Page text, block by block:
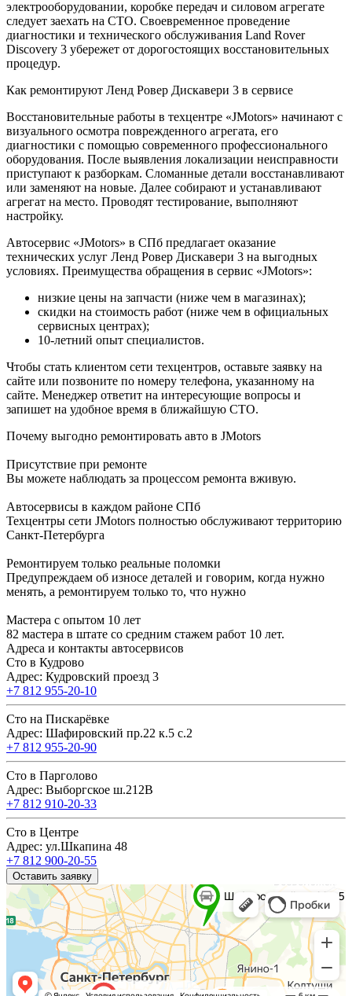
электрооборудовании, коробке передач и силовом агрегате
следует заехать на СТО. Своевременное проведение
диагностики и технического обслуживания Land Rover
Discovery 3 убережет от дорогостоящих восстановительных
процедур.
Как ремонтируют Ленд Ровер Дискавери 3 в сервисе
Восстановительные работы в техцентре «JMotors» начинают с
визуального осмотра поврежденного агрегата, его
диагностики с помощью современного профессионального
оборудования. После выявления локализации неисправности
приступают к разборкам. Сломанные детали восстанавливают
или заменяют на новые. Далее собирают и устанавливают
агрегат на место. Проводят тестирование, выполняют
настройку.
Автосервис «JMotors» в СПб предлагает оказание
технических услуг Ленд Ровер Дискавери 3 на выгодных
условиях. Преимущества обращения в сервис «JMotors»:
низкие цены на запчасти (ниже чем в магазинах);
скидки на стоимость работ (ниже чем в официальных
сервисных центрах);
10-летний опыт специалистов.
Чтобы стать клиентом сети техцентров, оставьте заявку на
сайте или позвоните по номеру телефона, указанному на
сайте. Менеджер ответит на интересующие вопросы и
запишет на удобное время в ближайшую СТО.
Почему выгодно ремонтировать авто в JMotors
Присутствие при ремонте
Вы можете наблюдать за процессом ремонта вживую.
Автосервисы в каждом районе СПб
Техцентры сети JMotors полностью обслуживают территорию
Санкт-Петербурга
Ремонтируем только реальные поломки
Предупреждаем об износе деталей и говорим, когда нужно
менять, а ремонтируем только то, что нужно
Мастера с опытом 10 лет
82 мастера в штате со средним стажем работ 10 лет.
Адреса и контакты автосервисов
Сто в Кудрово
Адрес: Кудровский проезд 3
+7 812 955-20-10
Сто на Пискарёвке
Адрес: Шафировский пр.22 к.5 с.2
+7 812 955-20-90
Сто в Парголово
Адрес: Выборгское ш.212В
+7 812 910-20-33
Сто в Центре
Адрес: ул.Шкапина 48
+7 812 900-20-55
Оставить заявку